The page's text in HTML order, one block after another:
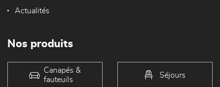
Actualités
Nos produits
Canapés &
fauteuils
Séjours